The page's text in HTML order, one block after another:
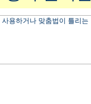
용하거나 맞춤법이 틀리